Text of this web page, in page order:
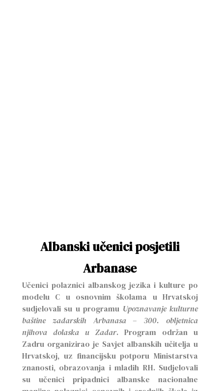
Albanski učenici posjetili
Arbanase
Učenici polaznici albanskog jezika i kulture po
modelu C u osnovnim školama u Hrvatskoj
sudjelovali su u programu Upoznavanje kulturne
baštine zadarskih Arbanasa – 300. obljetnica
njihova dolaska u Zadar. Program održan u
Zadru organizirao je Savjet albanskih učitelja u
Hrvatskoj, uz financijsku potporu Ministarstva
znanosti, obrazovanja i mladih RH. Sudjelovali
su učenici pripadnici albanske nacionalne